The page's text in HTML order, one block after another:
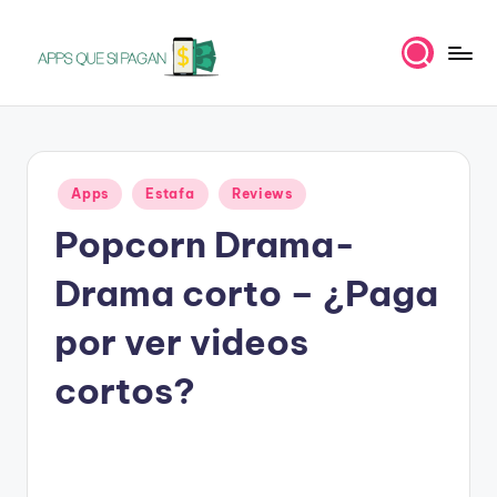
Publicado
en
Apps Estafa Reviews
Popcorn Drama-
Drama corto – ¿Paga
por ver videos
cortos?